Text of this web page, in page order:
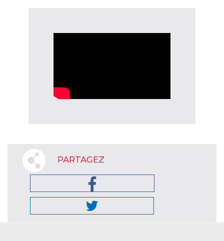
PARTAGEZ